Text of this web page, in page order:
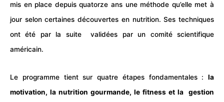
mis en place depuis quatorze ans une méthode qu’elle met à
jour selon certaines découvertes en nutrition. Ses techniques
ont été par la suite validées par un comité scientifique
américain.
Le programme tient sur quatre étapes fondamentales : la
motivation, la nutrition gourmande, le fitness et la gestion